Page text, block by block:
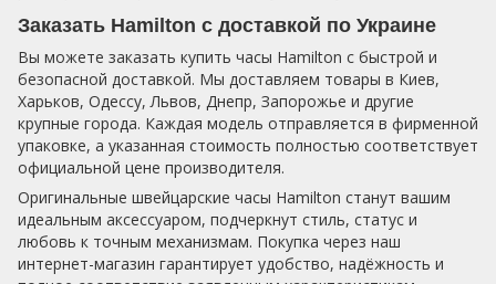
Заказать Hamilton с доставкой по Украине
Вы можете заказать купить часы Hamilton с быстрой и
безопасной доставкой. Мы доставляем товары в Киев,
Харьков, Одессу, Львов, Днепр, Запорожье и другие
крупные города. Каждая модель отправляется в фирменной
упаковке, а указанная стоимость полностью соответствует
официальной цене производителя.
Оригинальные швейцарские часы Hamilton станут вашим
идеальным аксессуаром, подчеркнут стиль, статус и
любовь к точным механизмам. Покупка через наш
интернет-магазин гарантирует удобство, надёжность и